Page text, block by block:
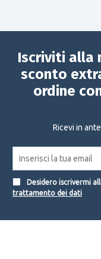
Iscriviti alla
sconto
ordine
Ricevi in
Desidero iscrivermi
trattamento dei dati